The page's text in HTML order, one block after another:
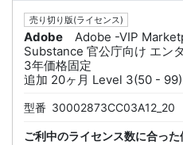
売り切り版(ライセンス)
Adobe
Adobe -VIP
Substance 官公庁向け エン
3年価格固定
追加 20ヶ月 Level 3(50 - 99)
型番 30002873CC03A12_20
ご利中のライセンス数に合っ